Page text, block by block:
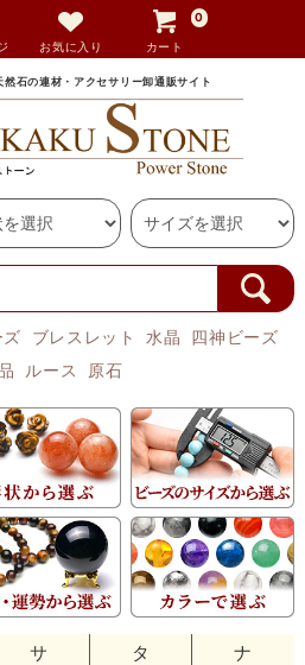
お気に入り カート
0
石の連材・アクセサリー卸通販サイト
ブレスレット 水晶
四神ビーズ
ルース 原石
サ タ
ナ